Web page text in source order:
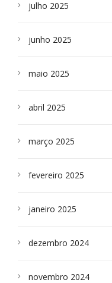
julho 2025
junho 2025
maio 2025
abril 2025
março 2025
fevereiro 2025
janeiro 2025
dezembro 2024
novembro 2024